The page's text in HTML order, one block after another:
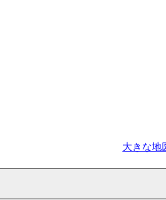
大きな地